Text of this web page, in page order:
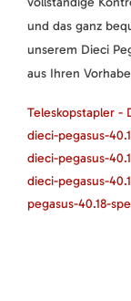
und das ganz
unserem Dieci
aus Ihren
Teleskopstapler -
dieci-pegasus-
dieci-pegasus-
dieci-pegasus-
pegasus-40.18-